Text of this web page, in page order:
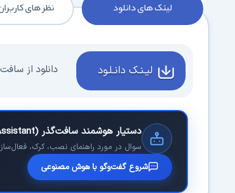
لینک های دانلود نظر های
لیـنـک دانـلـود دانلود از
دستیار هوشمند سافت‌گذر (AI Assistant)
سوال در مورد راهنمای نصب، کرک،
شروع گفت‌وگو با هوش مصنوعی